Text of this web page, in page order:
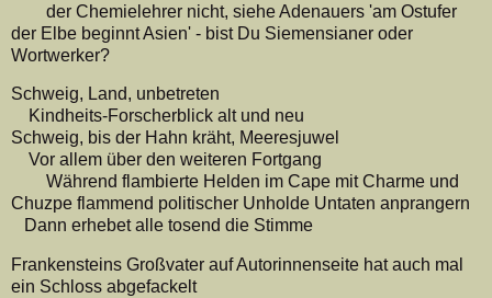
der Chemielehrer nicht, siehe Adenauers 'am Ostufer
der Elbe beginnt Asien' - bist Du Siemensianer oder
Wortwerker?
Schweig, Land, unbetreten
Kindheits-Forscherblick alt und neu
Schweig, bis der Hahn kräht, Meeresjuwel
Vor allem über den weiteren Fortgang
Während flambierte Helden im Cape mit Charme und
Chuzpe flammend politischer Unholde Untaten anprangern
Dann erhebet alle tosend die Stimme
Frankensteins Großvater auf Autorinnenseite hat auch mal
ein Schloss abgefackelt